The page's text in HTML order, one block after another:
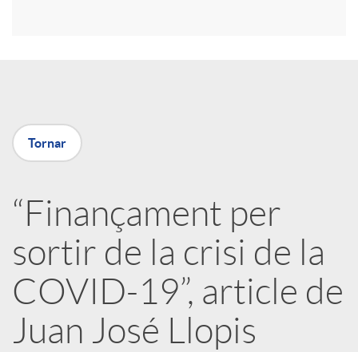
X
x
e
Tornar
“Finançament per
sortir de la crisi de la
COVID-19”, article de
Juan José Llopis